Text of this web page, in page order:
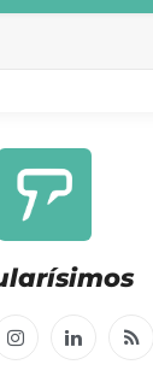
InstagramLinkedInRSS